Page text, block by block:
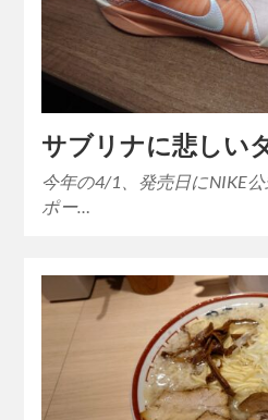
サブリナに悲しい
今年の4/1、発売日にNIKE
ポー…